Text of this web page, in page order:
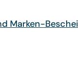
Marken-